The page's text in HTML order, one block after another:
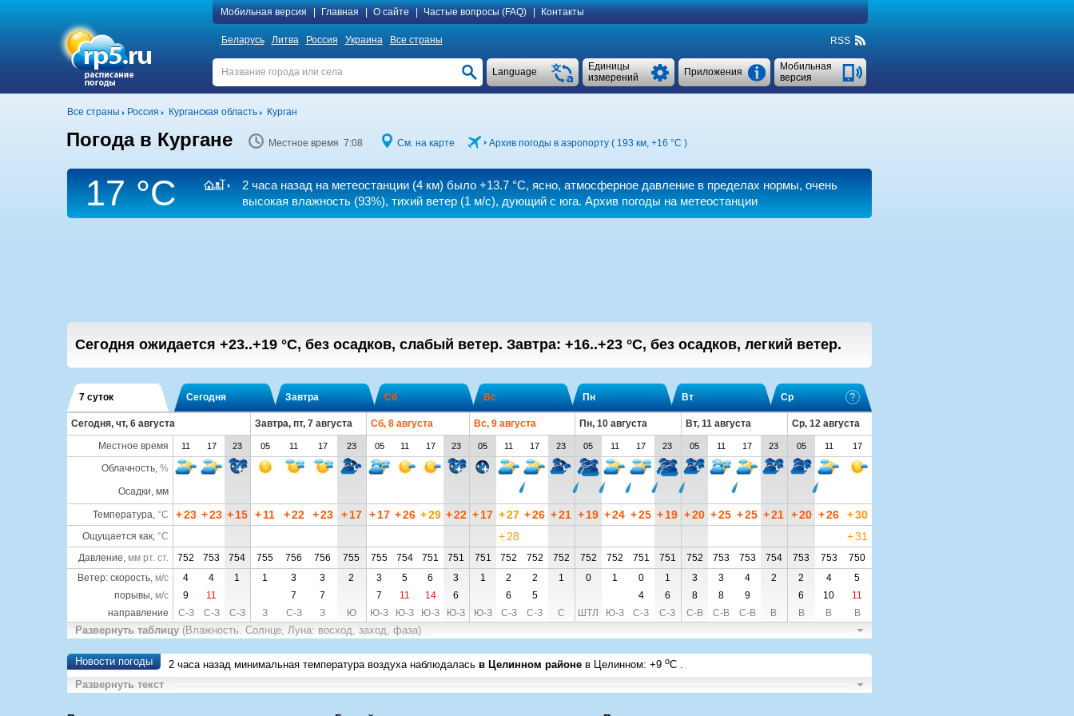
Мобильная версия Главная О сайте Частые вопросы (FAQ) Контакты
Беларусь Литва Россия Украина Все страны RSS
Мобильная
версия
Приложения
Единицы
измерений
Language
Все страны Россия Курганская область Курган
Погода в Кургане Местное время 7:08 См. на карте Архив погоды в аэропорту ( 193 км, +16 °C )
17 °C 2 часа назад на метеостанции (4 км) было +13.7 °C, ясно, атмосферное давление в пределах нормы, очень
высокая влажность (93%), тихий ветер(1 м/с), дующий с юга. Архив погоды на метеостанции
Сегодня ожидается +23..+19 °C, без осадков, слабый ветер. Завтра: +16..+23 °C, без осадков, легкий ветер.
7 суток Сегодня Завтра Сб Вс Пн Вт Ср
Сегодня, чт, 6 августа Завтра, пт, 7 августа Сб, 8 августа Вс, 9 августа Пн, 10 августа Вт, 11 августа
Ср, 12 августа
Местное время
11 17 23 05 11 17 23 05 11 17 23 05 11 17 23 05 11 17 23 05 11 17 23 05 11 17
Облачность, %
Осадки, мм
Температура, °C +23 +23 + 15 +11 +22 +23 + 17 + 17 +26 +29 +22 +17 +27 +26 +21 +19 +24 +25 +19 +20 +25 +25 +21 +20 +26 +30
Ощущается как, °C + 28 +31
Давление, мм рт. ст. 752 753 754 755 756 756 755 755 754 751 751 751 752 752 752 752 752 751 751 752 753 753 754 753 753
750
Ветер: скорость, м/с 4 4 1 1 3 3 2 3 5 6 3 1 2 2 1 0 1 0 1 3 3 4 2 2 4
5
порывы, м/с 9 11 7 7 7 11 14 6 6 5 4 6 8 8 9 6 10
11
направление
С-З С-З С-З З С-З З Ю Ю-З Ю-З Ю-З Ю-З Ю-З С-З С-З С ШТЛ Ю-З С-З С-З С-В С-В С-В В В В В
Развернуть таблицу (Влажность. Солнце, Луна: восход, заход, фаза)
Новости погоды 2 часа назад минимальная температура воздуха наблюдалась в Целинном районе в Целинном: +9 oC .
Развернуть текст